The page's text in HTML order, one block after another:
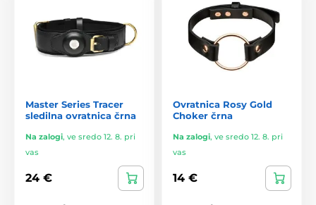
Master Series Tracer
sledilna ovratnica črna
Na zalogi, ve sredo 12. 8. pri
vas
24 €
Ovratnica Rosy Gold
Choker črna
Na zalogi, ve sredo 12. 8. pri
vas
14 €